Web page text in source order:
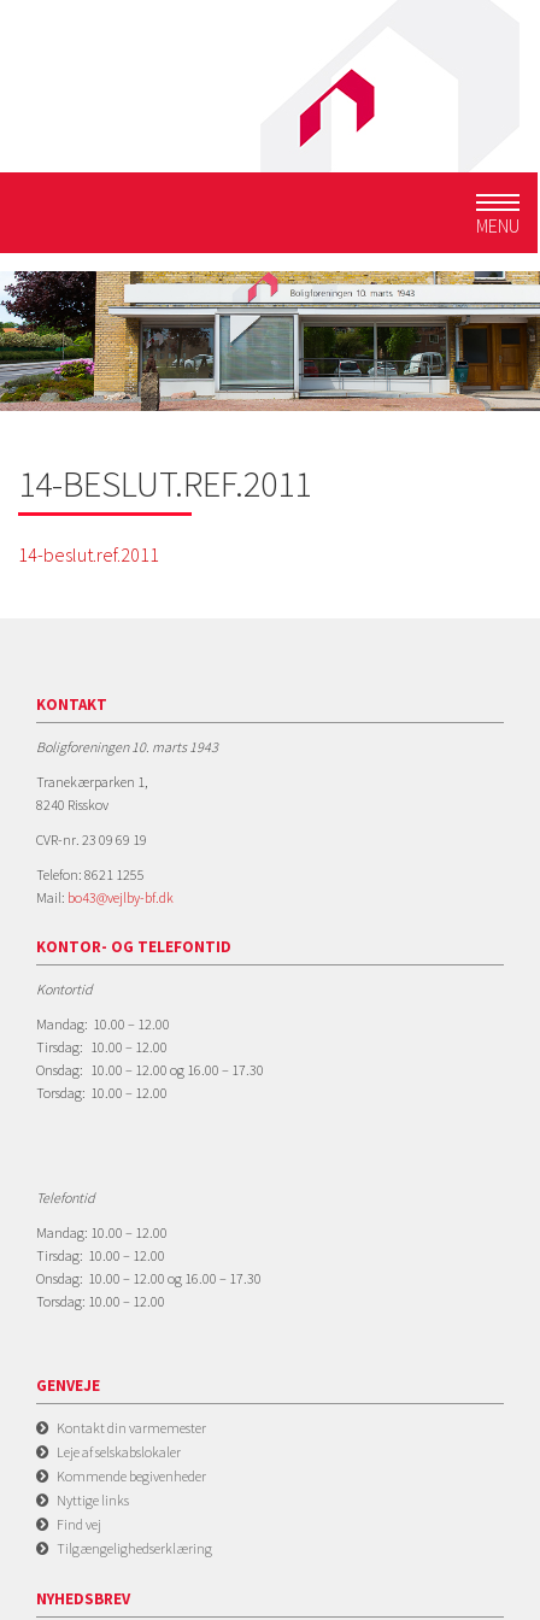
MENU
14-BESLUT.REF.2011
14-beslut.ref.2011
KONTAKT
Boligforeningen 10. marts 1943
Tranekærparken 1,
8240 Risskov
CVR-nr. 23 09 69 19
Telefon: 8621 1255
Mail: bo43@vejlby-bf.dk
KONTOR- OG TELEFONTID
Kontortid
Mandag: 10.00 – 12.00
Tirsdag: 10.00 – 12.00
Onsdag: 10.00 – 12.00 og 16.00 – 17.30
Torsdag: 10.00 – 12.00
Telefontid
Mandag: 10.00 – 12.00
Tirsdag: 10.00 – 12.00
Onsdag: 10.00 – 12.00 og 16.00 – 17.30
Torsdag: 10.00 – 12.00
GENVEJE
Kontakt din varmemester
Leje af selskabslokaler
Kommende begivenheder
Nyttige links
Find vej
Tilgængelighedserklæring
NYHEDSBREV